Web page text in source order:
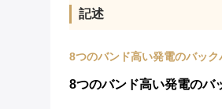
記述
8つのバンド高い発電のバッ
8つのバンド高い発電のバ